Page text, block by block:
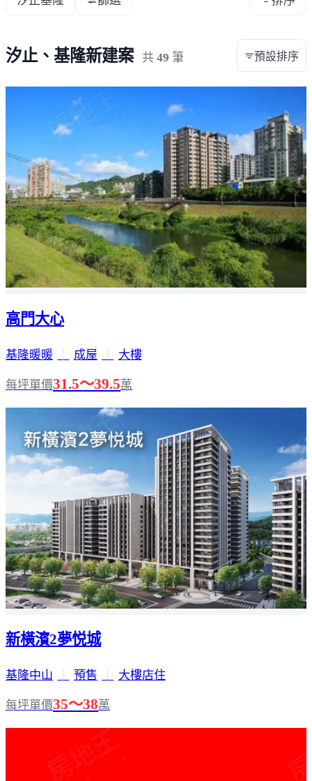
汐止、基隆新建案 共 49 筆 預設排序
載入失敗，請重新整理
高門大心
基隆暖暖 成屋 大樓
每坪單價31.5～39.5萬
新橫濱2夢悦城
基隆中山 預售 大樓店住
每坪單價35～38萬